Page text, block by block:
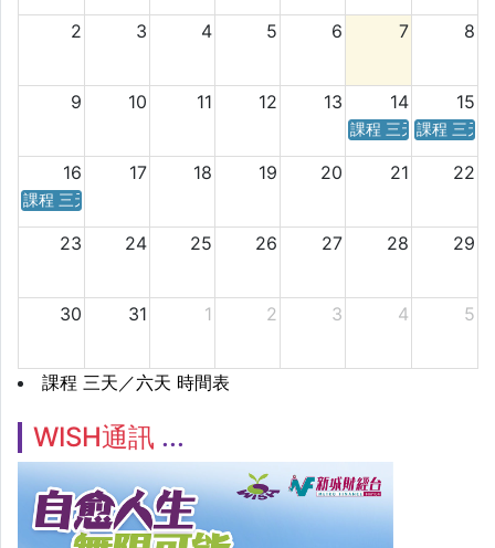
2 3 4 5 6 7 8
9 10 11 12 13 14 15
課程 三天／六天 時
課程 三天
16 17 18 19 20 21 22
課程 三天／六天 時間表
23 24 25 26 27 28 29
30 31 1 2 3 4 5
課程 三天／六天 時間表
WISH通訊